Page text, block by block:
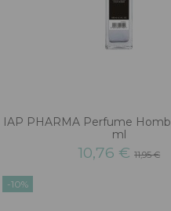
IAP PHARMA Perfume
ml
10,76 €11,95 €
-10%